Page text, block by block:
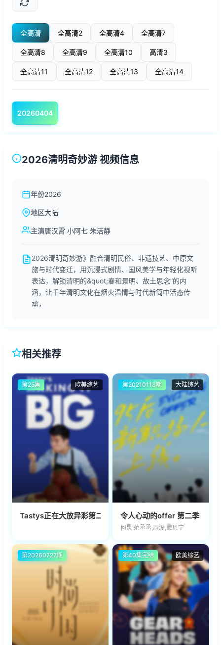
全高清 全高清2 全高清4 全高清7
全高清8 全高清9 全高清10 高清3
全高清11 全高清12 全高清13 全高清14
20260404
2026清明奇妙游 视频信息
年份2026
地区大陆
主演唐汉霄 小阿七 朱洁静
2026清明奇妙游》融合清明民俗、非遗技艺、中原文
旅与时代变迁，用沉浸式剧情、国风美学与年轻化视听
表达，解锁清明的&quot;春和景明、故土思念”的内
涵，让千年清明文化在烟火温情与时代新筒中活态传
承，
相关推荐
欧美综艺
第25集
Tastys正在大放异彩第二季
大陆综艺
第20210113期
令人心动的offer 第二季
何炅,范丞丞,周深,撒贝宁
第20260727期 欧美综艺
第40集完结